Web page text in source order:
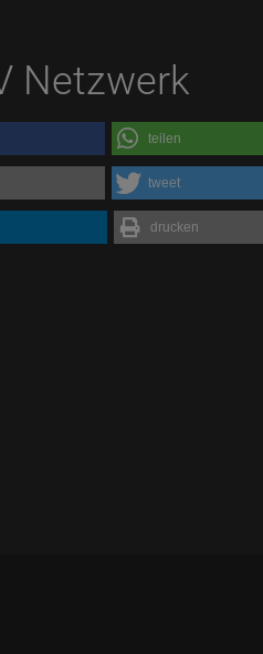
Netzwerk
teilen
tweet
drucken